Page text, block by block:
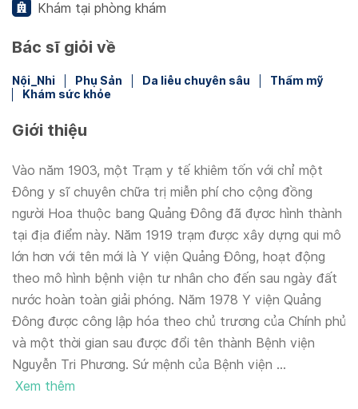
Khám tại phòng khám
Bác sĩ giỏi về
Nội_Nhi Phụ Sản Da liễu chuyên sâu
Thẩm mỹ
Khám sức khỏe
Giới thiệu
Vào năm 1903, một Trạm y tế khiêm tốn với chỉ một
Đông y sĩ chuyên chữa trị miễn phí cho cộng đồng
người Hoa thuộc bang Quảng Đông đã đựơc hình thành
tại địa điểm này. Năm 1919 trạm được xây dựng qui mô
lớn hơn với tên mới là Y viện Quảng Đông, hoạt động
theo mô hình bệnh viện tư nhân cho đến sau ngày đất
nước hoàn toàn giải phóng. Năm 1978 Y viện Quảng
Đông được công lập hóa theo chủ trương của Chính phủ
và một thời gian sau được đổi tên thành Bệnh viện
Nguyễn Tri Phương. Sứ mệnh của Bệnh viện ...
Xem thêm